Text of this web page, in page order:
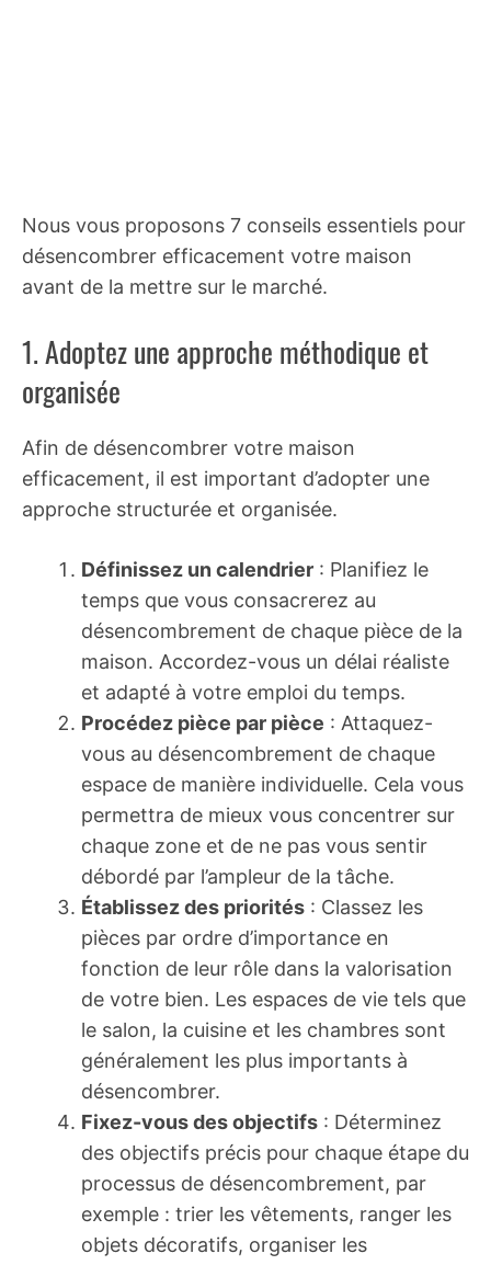
Nous vous proposons 7 conseils essentiels pour
désencombrer efficacement votre maison
avant de la mettre sur le marché.
1. Adoptez une approche méthodique et
organisée
Afin de désencombrer votre maison
efficacement, il est important d’adopter une
approche structurée et organisée.
Définissez un calendrier : Planifiez le
temps que vous consacrerez au
désencombrement de chaque pièce de la
maison. Accordez-vous un délai réaliste
et adapté à votre emploi du temps.
Procédez pièce par pièce : Attaquez-
vous au désencombrement de chaque
espace de manière individuelle. Cela vous
permettra de mieux vous concentrer sur
chaque zone et de ne pas vous sentir
débordé par l’ampleur de la tâche.
Établissez des priorités : Classez les
pièces par ordre d’importance en
fonction de leur rôle dans la valorisation
de votre bien. Les espaces de vie tels que
le salon, la cuisine et les chambres sont
généralement les plus importants à
désencombrer.
Fixez-vous des objectifs : Déterminez
des objectifs précis pour chaque étape du
processus de désencombrement, par
exemple : trier les vêtements, ranger les
objets décoratifs, organiser les